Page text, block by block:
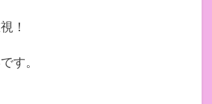
！
す。